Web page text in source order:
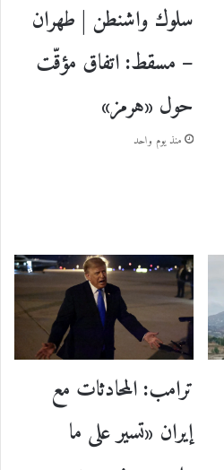
سلوك واشنطن | طهران
– مسقط: اتفاق مؤقّت
حول «هرمز»
منذ يوم واحد
ترامب: المحادثات مع
إيران «تسير على ما